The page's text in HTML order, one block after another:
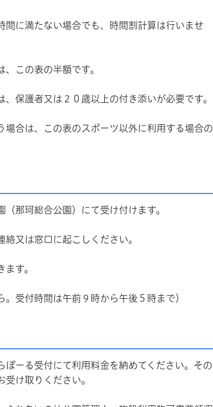
に満たない場合でも、時間割計算は行いませ
この表の半額です。
保護者又は２０歳以上の付き添いが必要です。
合は、この表のスポーツ以外に利用する場合の
那珂総合公園）にて受け付けます。
又は窓口に起こしください。
す。
受付時間は午前９時から午後５時まで）
ぽーる受付にて利用料金を納めてください。その
け取りください。